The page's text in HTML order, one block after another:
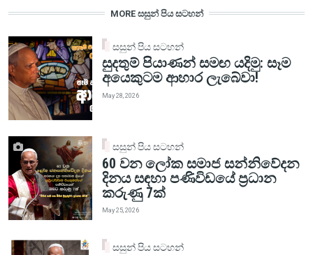
MORE සසුන් පිය සටහන්
සසුන් පිය සටහන්
සුදතුම් පියාණන් සමඟ යදිමු: සෑම
අයෙකුටම ආහාර ලැබේවා!
May 28, 2026
සසුන් පිය සටහන්
60 වන ලෝක සමාජ සන්නිවේදන
දිනය සඳහා පණිවිඩයේ ප්‍රධාන
කරුණු 7ක්
May 25, 2026
සසුන් පිය සටහන්